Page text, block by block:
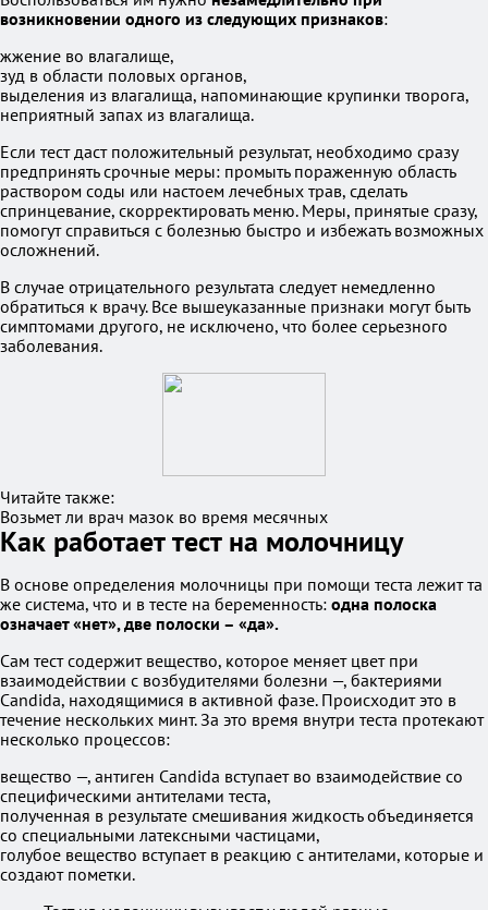
возникновении одного из следующих признаков:
жжение во влагалище,
зуд в области половых органов,
выделения из влагалища, напоминающие крупинки творога,
неприятный запах из влагалища.
Если тест даст положительный результат, необходимо сразу
предпринять срочные меры: промыть пораженную область
раствором соды или настоем лечебных трав, сделать
спринцевание, скорректировать меню. Меры, принятые сразу,
помогут справиться с болезнью быстро и избежать возможных
осложнений.
В случае отрицательного результата следует немедленно
обратиться к врачу. Все вышеуказанные признаки могут быть
симптомами другого, не исключено, что более серьезного
заболевания.
Читайте также:
Возьмет ли врач мазок во время месячных
Как работает тест на молочницу
В основе определения молочницы при помощи теста лежит та
же система, что и в тесте на беременность: одна полоска
означает «нет», две полоски – «да».
Сам тест содержит вещество, которое меняет цвет при
взаимодействии с возбудителями болезни —, бактериями
Candida, находящимися в активной фазе. Происходит это в
течение нескольких минт. За это время внутри теста протекают
несколько процессов:
вещество —, антиген Candida вступает во взаимодействие со
специфическими антителами теста,
полученная в результате смешивания жидкость объединяется
со специальными латексными частицами,
голубое вещество вступает в реакцию с антителами, которые и
создают пометки.